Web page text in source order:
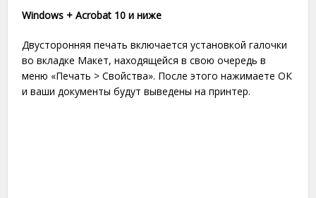
Windows + Acrobat 10 и ниже
Двусторонняя печать включается установкой галочки
во вкладке Макет, находящейся в свою очередь в
меню «Печать > Свойства». После этого нажимаете ОК
и ваши документы будут выведены на принтер.